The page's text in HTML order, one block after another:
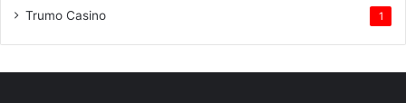
Trumo Casino 1